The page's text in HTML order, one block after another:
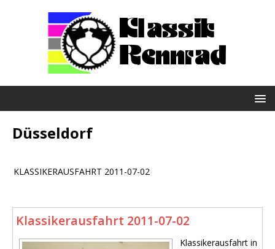
Düsseldorf
KLASSIKERAUSFAHRT 2011-07-02
Klassikerausfahrt 2011-07-02
Klassikerausfahrt in